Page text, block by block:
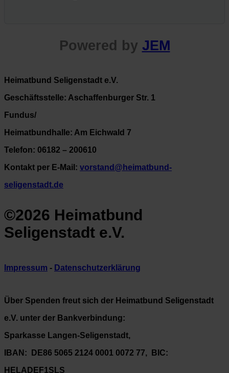
Powered by JEM
Heimatbund Seligenstadt e.V.
Geschäftsstelle: Aschaffenburger Str. 1
Fundus/
Heimatbundhalle: Am Eichwald 7
Telefon: 06182 – 200610
Kontakt per E-Mail: vorstand@heimatbund-
seligenstadt.de
©2026 Heimatbund
Seligenstadt e.V.
Impressum - Datenschutzerklärung
Über Spenden freut sich der Heimatbund Seligenstadt
e.V. unter der Bankverbindung:
Sparkasse Langen-Seligenstadt,
IBAN: DE86 5065 2124 0001 0072 77, BIC:
HELADEF1SLS